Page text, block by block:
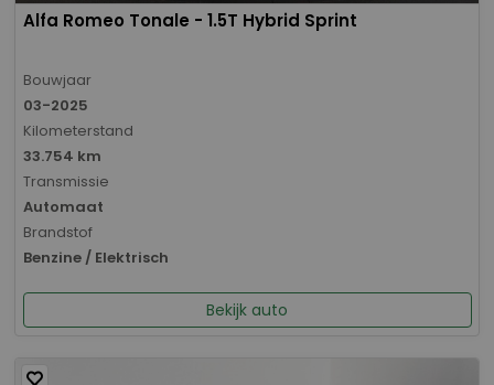
Alfa Romeo Tonale - 1.5T Hybrid Sprint
Bouwjaar
03-2025
Kilometerstand
33.754 km
Transmissie
Automaat
Brandstof
Benzine / Elektrisch
Bekijk auto